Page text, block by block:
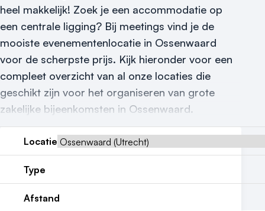
heel makkelijk! Zoek je een accommodatie op
een centrale ligging? Bij meetings vind je de
mooiste evenementenlocatie in Ossenwaard
voor de scherpste prijs. Kijk hieronder voor een
compleet overzicht van al onze locaties die
geschikt zijn voor het organiseren van grote
zakelijke bijeenkomsten in Ossenwaard.
Locatie
Type
Afstand